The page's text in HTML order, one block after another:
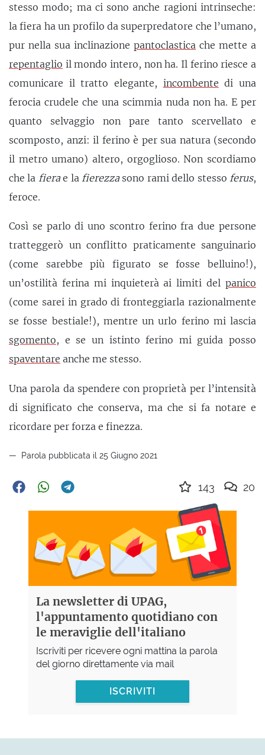
stesso modo; ma ci sono anche ragioni intrinseche:
la fiera ha un profilo da superpredatore che l’umano,
pur nella sua inclinazione pantoclastica che mette a
repentaglio il mondo intero, non ha. Il ferino riesce a
comunicare il tratto elegante, incombente di una
ferocia crudele che una scimmia nuda non ha. E per
quanto selvaggio non pare tanto scervellato e
scomposto, anzi: il ferino è per sua natura (secondo
il metro umano) altero, orgoglioso. Non scordiamo
che la fierae la fierezzasono rami dello stesso ferus,
feroce.
Così se parlo di uno scontro ferino fra due persone
tratteggerò un conflitto praticamente sanguinario
(come sarebbe più figurato se fosse belluino!),
un’ostilità ferina mi inquieterà ai limiti del panico
(come sarei in grado di fronteggiarla razionalmente
se fosse bestiale!), mentre un urlo ferino mi lascia
sgomento, e se un istinto ferino mi guida posso
spaventare anche me stesso.
Una parola da spendere con proprietà per l’intensità
di significato che conserva, ma che si fa notare e
ricordare per forza e finezza.
Parola pubblicata il 25 Giugno 2021
143 20
La newsletter di UPAG,
l'appuntamento quotidiano con
le meraviglie dell'italiano
Iscriviti per ricevere ogni mattina la parola
del giorno direttamente via mail
ISCRIVITI